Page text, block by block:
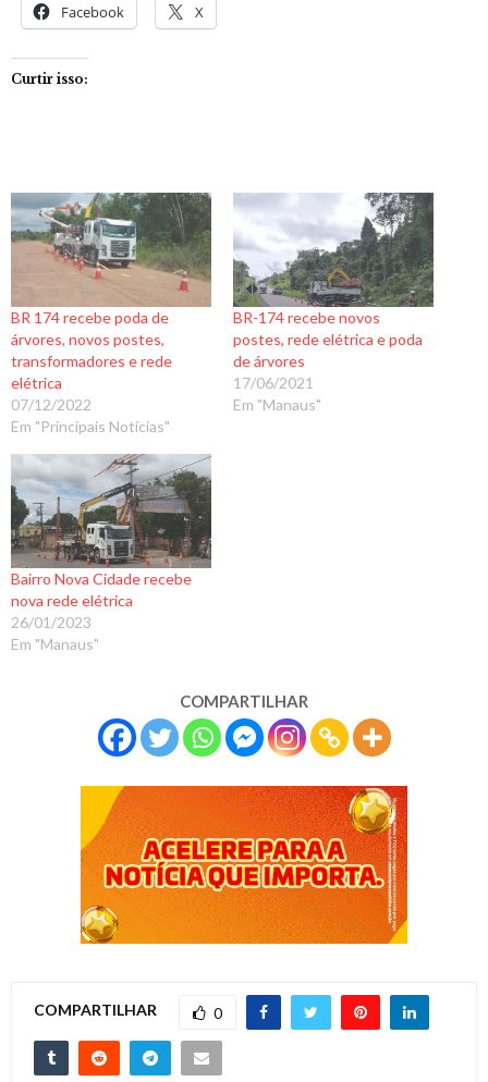
Facebook X
Curtir isso:
BR 174 recebe poda de
árvores, novos postes,
transformadores e rede
elétrica
07/12/2022
Em "Principais Notícias"
BR-174 recebe novos
postes, rede elétrica e poda
de árvores
17/06/2021
Em "Manaus"
Bairro Nova Cidade recebe
nova rede elétrica
26/01/2023
Em "Manaus"
COMPARTILHAR
COMPARTILHAR 0